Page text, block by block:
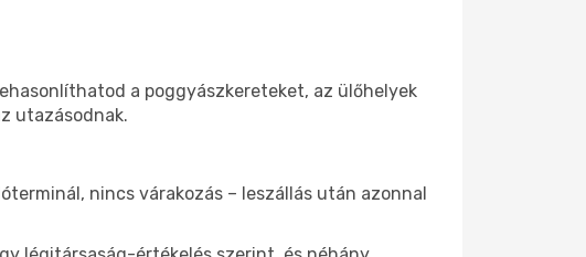
a poggyászkereteket, az ülőhelyek
utazásodnak.
nincs várakozás – leszállás után azonnal